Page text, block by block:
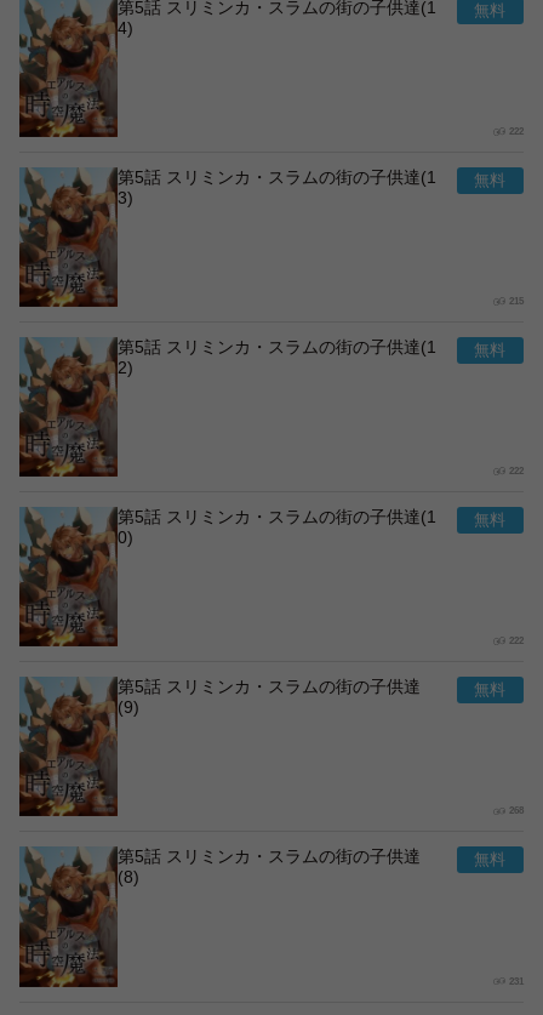
第5話 スリミンカ・スラムの街の子供達(1
4)
222
第5話 スリミンカ・スラムの街の子供達(1
3)
215
第5話 スリミンカ・スラムの街の子供達(1
2)
222
第5話 スリミンカ・スラムの街の子供達(1
0)
222
第5話 スリミンカ・スラムの街の子供達
(9)
268
第5話 スリミンカ・スラムの街の子供達
(8)
231